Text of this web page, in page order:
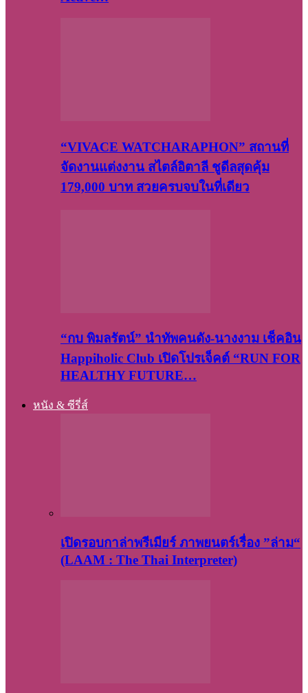
“VIVACE WATCHARAPHON” สถานที่
จัดงานแต่งงาน สไตล์อิตาลี ชูดีลสุดคุ้ม
179,000 บาท สวยครบจบในที่เดียว
“กบ พิมลรัตน์” นำทัพคนดัง-นางงาม เช็คอิน
Happiholic Club เปิดโปรเจ็คต์ “RUN FOR
HEALTHY FUTURE…
หนัง & ซีรี่ส์
เปิดรอบกาล่าพรีเมียร์ ภาพยนตร์เรื่อง ”ล่าม“
(LAAM : The Thai Interpreter)